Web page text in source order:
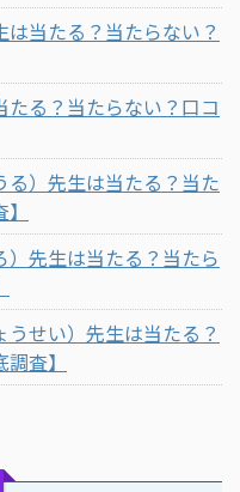
当たる？当たらない？
る？当たらない？口コ
る）先生は当たる？当た
）先生は当たる？当たら
うせい）先生は当たる？
査】